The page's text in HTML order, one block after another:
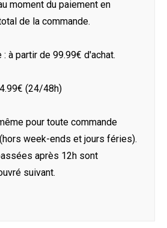
moment du paiement en
de la commande.
à partir de 99.99€ d'achat.
(24/48h)
pour toute commande
week-ends et jours féries).
après 12h sont
suivant.